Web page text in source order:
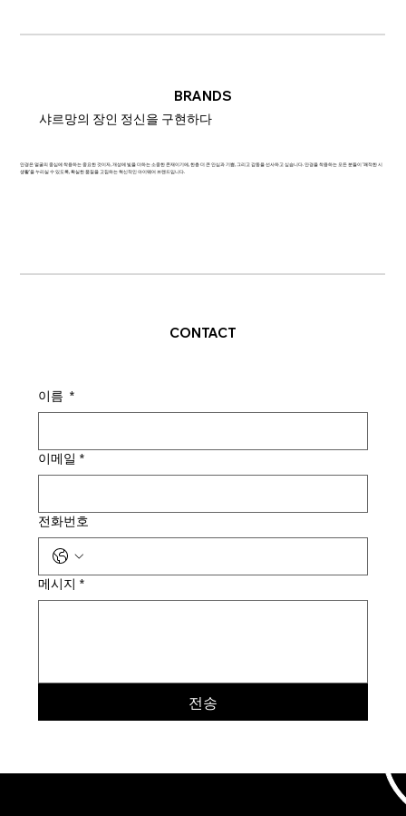
BRANDS
샤르망의 장인 정신을 구현하다
안경은 얼굴의 중심에 착용하는 중요한 것이자, 개성에 빛을 더하는 소중한 존재이기에, 한층 더 큰 안심과 기쁨, 그리고 감동을 선사하고 싶습니다. 안경을 착용하는 모든 분들이 '쾌적한 시
생활'을 누리실 수 있도록, 확실한 품질을 고집하는 혁신적인 아이웨어 브랜드입니다.
CONTACT
이름 *
이메일 *
전화번호
메시지 *
전송